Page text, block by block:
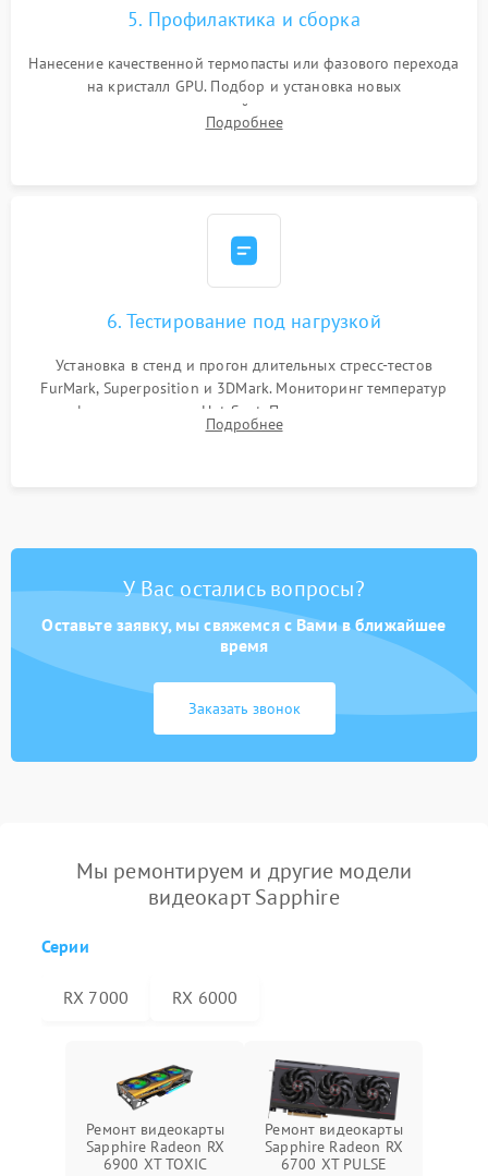
5. Профилактика и сборка
Нанесение качественной термопасты или фазового перехода
на кристалл GPU. Подбор и установка новых
термопрокладок правильной толщины на память и цепи
питания. Монтаж радиатора и бэкплейта, подключение и
Подробнее
6. Тестирование под нагрузкой
Установка в стенд и прогон длительных стресс-тестов
FurMark, Superposition и 3DMark. Мониторинг температур
графического чипа и Hot Spot. Проверка на отсутствие
артефактов изображения, вылетов драйвера и зависаний.
Подробнее
У Вас остались вопросы?
Оставьте заявку, мы свяжемся с Вами в ближайшее
время
Заказать звонок
Мы ремонтируем и другие модели
видеокарт Sapphire
Серии
RX 7000 RX 6000
Ремонт видеокарты
Sapphire Radeon RX
6900 XT TOXIC
Ремонт видеокарты
Sapphire Radeon RX
6700 XT PULSE